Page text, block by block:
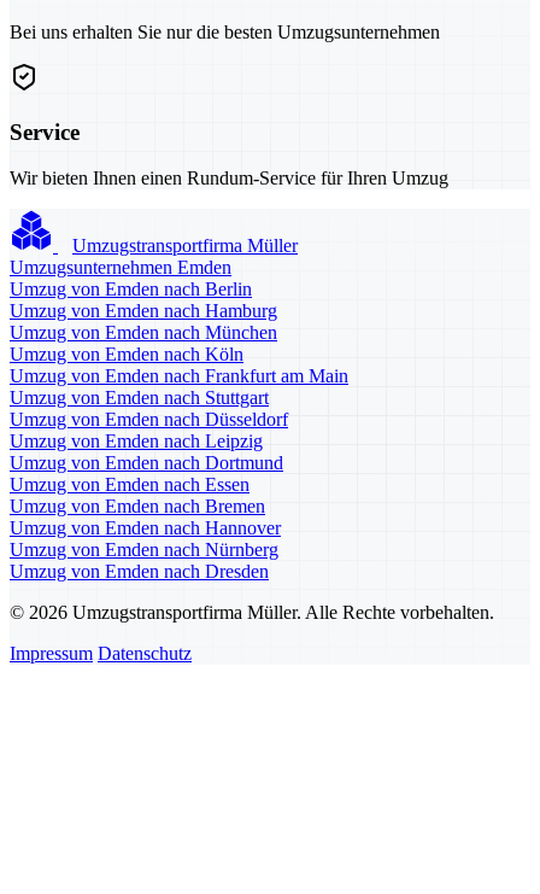
Bei uns erhalten Sie nur die besten Umzugsunternehmen
Service
Wir bieten Ihnen einen Rundum-Service für Ihren Umzug
Umzugstransportfirma Müller
Umzugsunternehmen Emden
Umzug von Emden nach Berlin
Umzug von Emden nach Hamburg
Umzug von Emden nach München
Umzug von Emden nach Köln
Umzug von Emden nach Frankfurt am Main
Umzug von Emden nach Stuttgart
Umzug von Emden nach Düsseldorf
Umzug von Emden nach Leipzig
Umzug von Emden nach Dortmund
Umzug von Emden nach Essen
Umzug von Emden nach Bremen
Umzug von Emden nach Hannover
Umzug von Emden nach Nürnberg
Umzug von Emden nach Dresden
© 2026 Umzugstransportfirma Müller. Alle Rechte vorbehalten.
Impressum Datenschutz